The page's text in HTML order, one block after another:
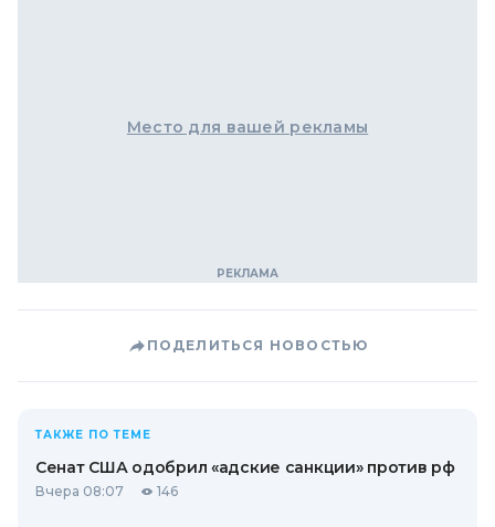
Место для вашей рекламы
ПОДЕЛИТЬСЯ НОВОСТЬЮ
ТАКЖЕ ПО ТЕМЕ
Сенат США одобрил «адские санкции» против рф
Вчера 08:07 146